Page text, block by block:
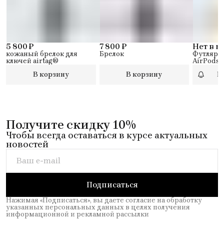
5 800 ₽
кожаный брелок для
ключей airtag®
В корзину
7 800 ₽
Брелок
В корзину
Нет в
Футляр
AirPods
Получите скидку 10%
Чтобы всегда оставаться в курсе актуальных
новостей
Подписаться
Нажимая «Подписаться», вы даете согласие на обработку
указанных персональных данных в целях получения
информационной и рекламной рассылки